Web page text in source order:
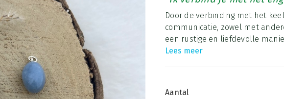
Door de verbinding met het
communicatie, zowel met
een rustige en liefdevolle
Lees meer
Aantal